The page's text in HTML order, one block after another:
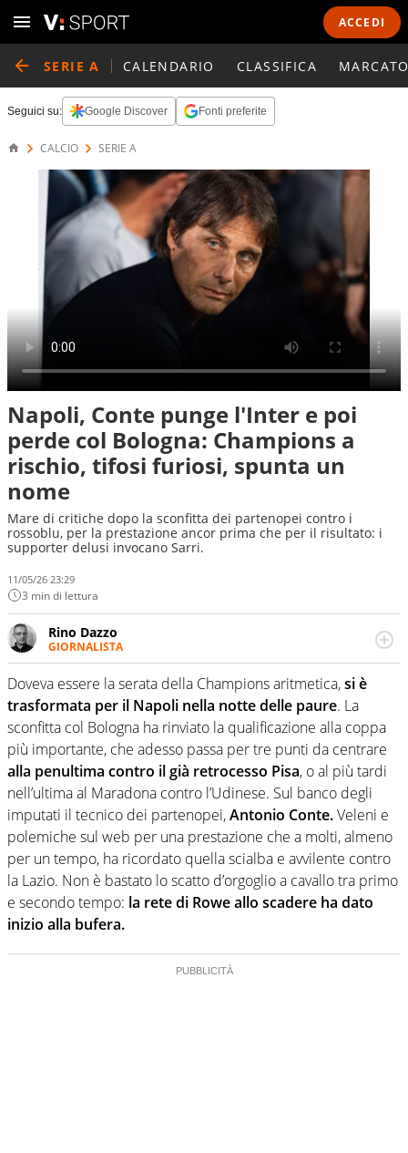
ACCEDI
SERIE A CALENDARIO CLASSIFICA
Seguici su: Google Discover Fonti preferite
CALCIO SERIE A
Napoli, Conte punge l'Inter e poi
perde col Bologna: Champions a
rischio, tifosi furiosi, spunta un
nome
Mare di critiche dopo la sconfitta dei partenopei contro i
rossoblu, per la prestazione ancor prima che per il risultato: i
supporter delusi invocano Sarri.
11/05/26 23:29
3 min di lettura
Rino Dazzo
GIORNALISTA
Se mai ci fosse modo di traslare il glossario del calcio in
una nicchia di esperti, lui ne farebbe parte. Non si perde
una svista arbitrale né gli umori social del mondo delle
curve
Doveva essere la serata della Champions aritmetica,si è
trasformata per il Napoli nella notte delle paure. La
sconfitta col Bologna ha rinviato la qualificazione alla coppa
più importante, che adesso passa per tre punti da centrare
alla penultima contro il già retrocesso Pisa, o al più tardi
nell’ultima al Maradona contro l’Udinese. Sul banco degli
imputati il tecnico dei partenopei,Antonio Conte.Veleni e
polemiche sul web per una prestazione che a molti, almeno
per un tempo, ha ricordato quella scialba e avvilente contro
la Lazio. Non è bastato lo scatto d’orgoglio a cavallo tra primo
e secondo tempo: la rete di Rowe allo scadere ha dato
inizio alla bufera.